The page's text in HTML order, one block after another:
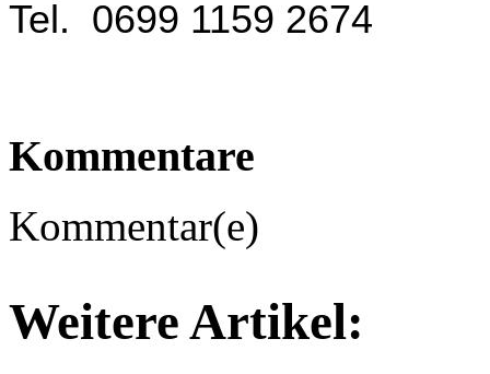
Tel. 0699 1159 2674
Kommentare
Kommentar(e)
Weitere Artikel: